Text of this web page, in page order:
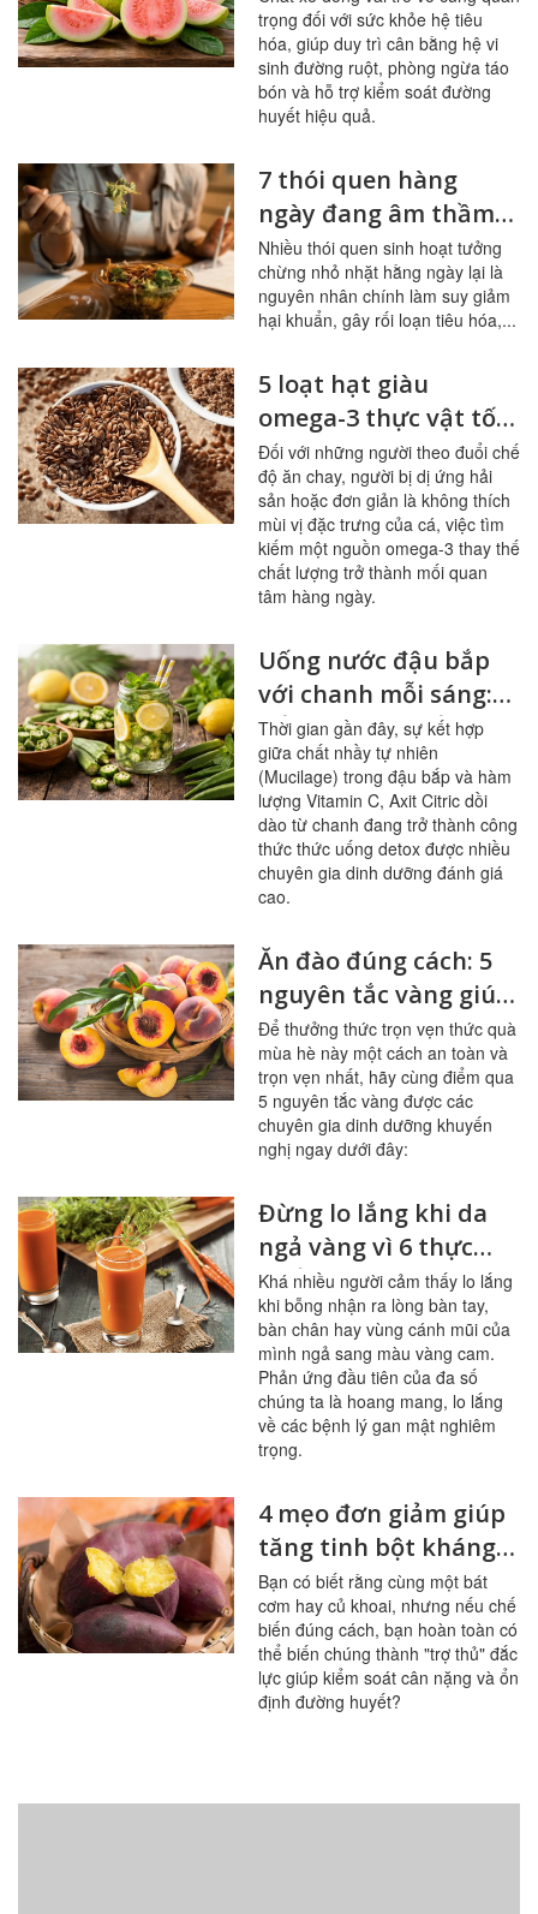
trọng đối với sức khỏe hệ tiêu
hóa, giúp duy trì cân bằng hệ vi
sinh đường ruột, phòng ngừa táo
bón và hỗ trợ kiểm soát đường
huyết hiệu quả.
7 thói quen hàng
ngày đang âm thầm
tàn phá đường ruột
Nhiều thói quen sinh hoạt tưởng
chừng nhỏ nhặt hằng ngày lại là
nguyên nhân chính làm suy giảm
hại khuẩn, gây rối loạn tiêu hóa,...
5 loạt hạt giàu
omega-3 thực vật tốt
nhất cho người ít ăn
cá
Đối với những người theo đuổi chế
độ ăn chay, người bị dị ứng hải
sản hoặc đơn giản là không thích
mùi vị đặc trưng của cá, việc tìm
kiếm một nguồn omega-3 thay thế
chất lượng trở thành mối quan
tâm hàng ngày.
Uống nước đậu bắp
với chanh mỗi sáng:
bổ mạch máu, ổn
đường huyết
Thời gian gần đây, sự kết hợp
giữa chất nhầy tự nhiên
(Mucilage) trong đậu bắp và hàm
lượng Vitamin C, Axit Citric dồi
dào từ chanh đang trở thành công
thức thức uống detox được nhiều
chuyên gia dinh dưỡng đánh giá
cao.
Ăn đào đúng cách: 5
nguyên tắc vàng giúp
sạch mạch máu,
tránh ngộ độc
Để thưởng thức trọn vẹn thức quà
mùa hè này một cách an toàn và
trọn vẹn nhất, hãy cùng điểm qua
5 nguyên tắc vàng được các
chuyên gia dinh dưỡng khuyến
nghị ngay dưới đây:
Đừng lo lắng khi da
ngả vàng vì 6 thực
phẩm này
Khá nhiều người cảm thấy lo lắng
khi bỗng nhận ra lòng bàn tay,
bàn chân hay vùng cánh mũi của
mình ngả sang màu vàng cam.
Phản ứng đầu tiên của đa số
chúng ta là hoang mang, lo lắng
về các bệnh lý gan mật nghiêm
trọng.
4 mẹo đơn giảm giúp
tăng tinh bột kháng
trong bữa ăn
Bạn có biết rằng cùng một bát
cơm hay củ khoai, nhưng nếu chế
biến đúng cách, bạn hoàn toàn có
thể biến chúng thành "trợ thủ" đắc
lực giúp kiểm soát cân nặng và ổn
định đường huyết?